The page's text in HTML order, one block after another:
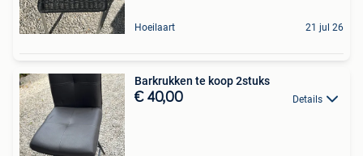
Hoeilaart 21 jul 26
Barkrukken te koop 2stuks
€ 40,00 Details